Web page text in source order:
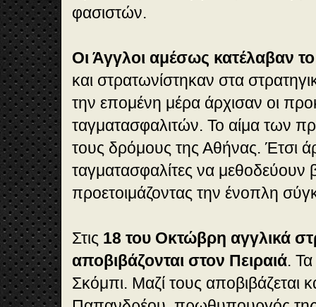
φασιστών.
Οι Άγγλοι αμέσως κατέλαβαν
και στρατωνίστηκαν στα
την επομένη μέρα άρχισαν οι
ταγματασφαλιτών. Το αίμα των
τους δρόμους της Αθήνας. Έτσι
ταγματασφαλίτες να
προετοιμάζοντας την ένοπλη
Στις 18 του Οκτώβρη αγγλικά
αποβιβάζονται στον Πειραιά.
Σκόμπι. Μαζί τους αποβιβάζεται